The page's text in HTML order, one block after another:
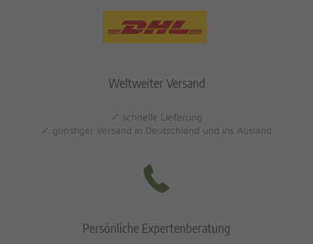
Weltweiter Versand
✓ schnelle Lieferung
✓ günstiger Versand in Deutschland und ins Ausland
Persönliche Expertenberatung